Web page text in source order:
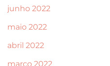
junho 2022
maio 2022
abril 2022
março 2022